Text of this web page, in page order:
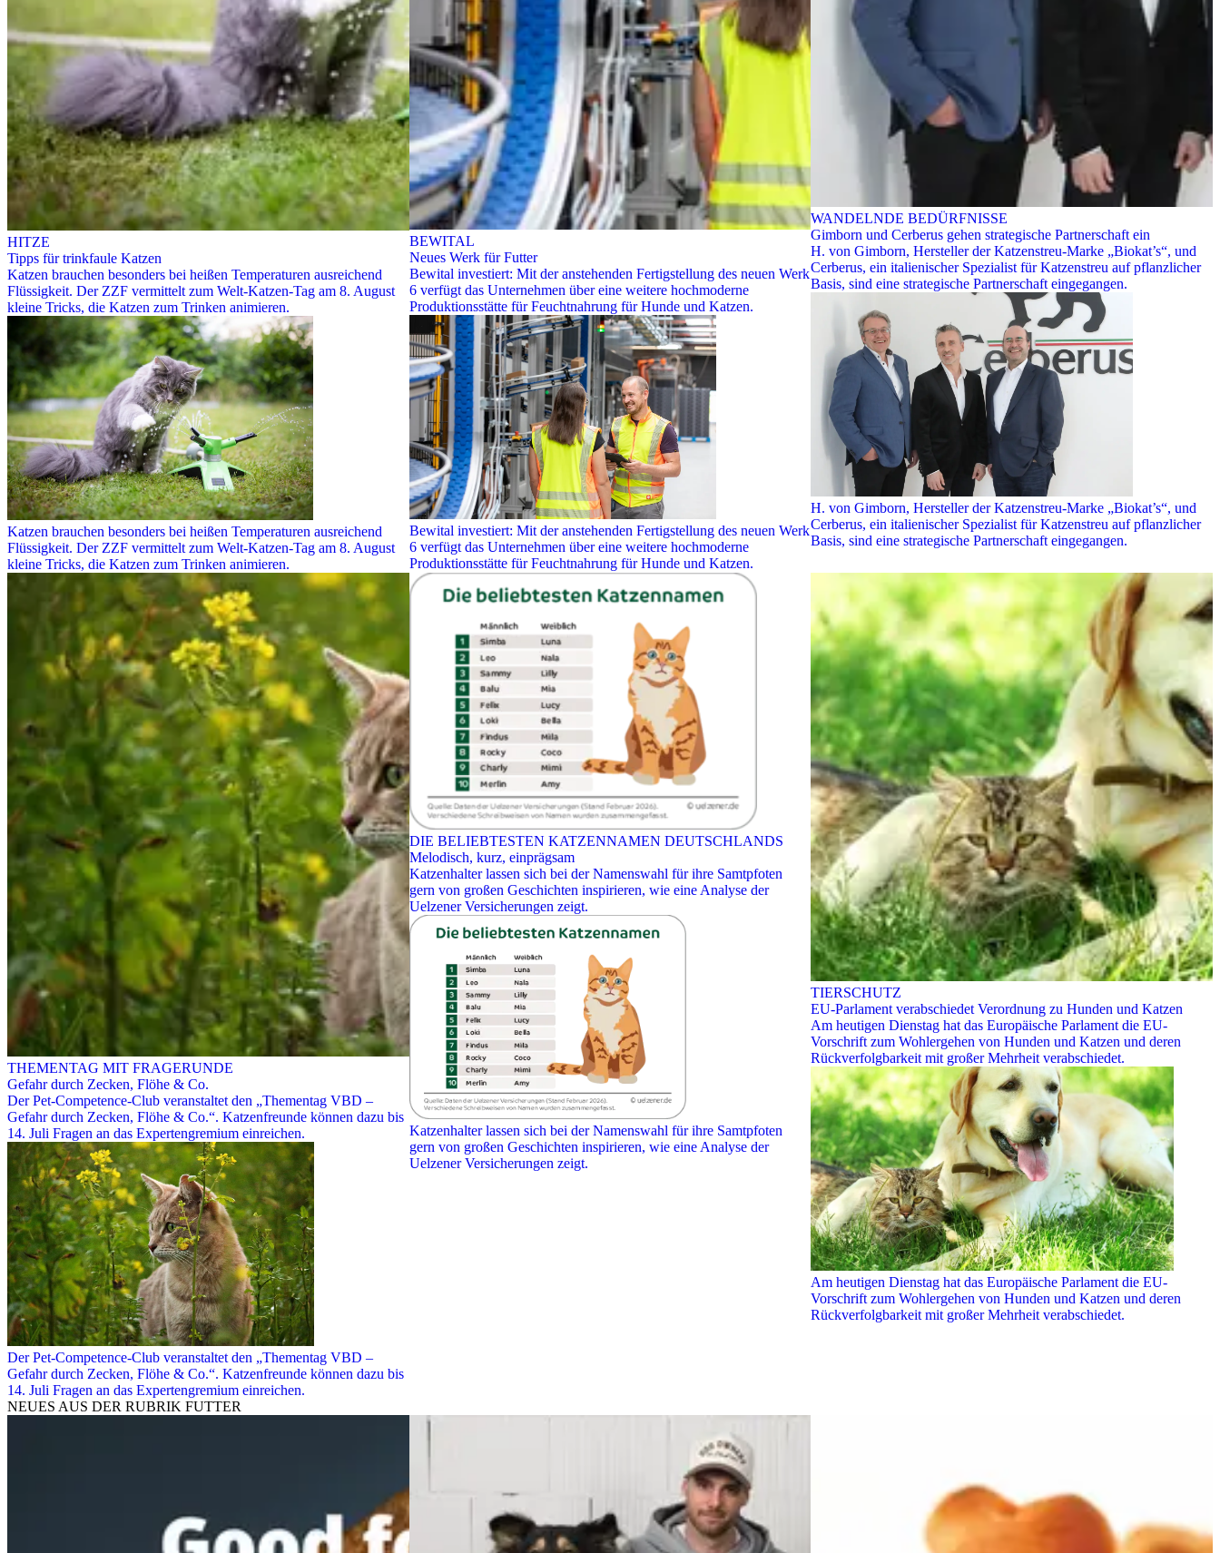
HITZE
Tipps für trinkfaule Katzen
Katzen brauchen besonders bei heißen Temperaturen ausreichend
Flüssigkeit. Der ZZF vermittelt zum Welt-Katzen-Tag am 8. August
kleine Tricks, die Katzen zum Trinken animieren.
Katzen brauchen besonders bei heißen Temperaturen ausreichend
Flüssigkeit. Der ZZF vermittelt zum Welt-Katzen-Tag am 8. August
kleine Tricks, die Katzen zum Trinken animieren.
BEWITAL
Neues Werk für Futter
Bewital investiert: Mit der anstehenden Fertigstellung des neuen Werk
6 verfügt das Unternehmen über eine weitere hochmoderne
Produktionsstätte für Feuchtnahrung für Hunde und Katzen.
Bewital investiert: Mit der anstehenden Fertigstellung des neuen Werk
6 verfügt das Unternehmen über eine weitere hochmoderne
Produktionsstätte für Feuchtnahrung für Hunde und Katzen.
WANDELNDE BEDÜRFNISSE
Gimborn und Cerberus gehen strategische Partnerschaft ein
H. von Gimborn, Hersteller der Katzenstreu-Marke „Biokat’s“, und
Cerberus, ein italienischer Spezialist für Katzenstreu auf pflanzlicher
Basis, sind eine strategische Partnerschaft eingegangen.
H. von Gimborn, Hersteller der Katzenstreu-Marke „Biokat’s“, und
Cerberus, ein italienischer Spezialist für Katzenstreu auf pflanzlicher
Basis, sind eine strategische Partnerschaft eingegangen.
THEMENTAG MIT FRAGERUNDE
Gefahr durch Zecken, Flöhe & Co.
Der Pet-Competence-Club veranstaltet den „Thementag VBD –
Gefahr durch Zecken, Flöhe & Co.“. Katzenfreunde können dazu bis
14. Juli Fragen an das Expertengremium einreichen.
Der Pet-Competence-Club veranstaltet den „Thementag VBD –
Gefahr durch Zecken, Flöhe & Co.“. Katzenfreunde können dazu bis
14. Juli Fragen an das Expertengremium einreichen.
DIE BELIEBTESTEN KATZENNAMEN DEUTSCHLANDS
Melodisch, kurz, einprägsam
Katzenhalter lassen sich bei der Namenswahl für ihre Samtpfoten
gern von großen Geschichten inspirieren, wie eine Analyse der
Uelzener Versicherungen zeigt.
Katzenhalter lassen sich bei der Namenswahl für ihre Samtpfoten
gern von großen Geschichten inspirieren, wie eine Analyse der
Uelzener Versicherungen zeigt.
TIERSCHUTZ
EU-Parlament verabschiedet Verordnung zu Hunden und Katzen
Am heutigen Dienstag hat das Europäische Parlament die EU-
Vorschrift zum Wohlergehen von Hunden und Katzen und deren
Rückverfolgbarkeit mit großer Mehrheit verabschiedet.
Am heutigen Dienstag hat das Europäische Parlament die EU-
Vorschrift zum Wohlergehen von Hunden und Katzen und deren
Rückverfolgbarkeit mit großer Mehrheit verabschiedet.
NEUES AUS DER RUBRIK FUTTER